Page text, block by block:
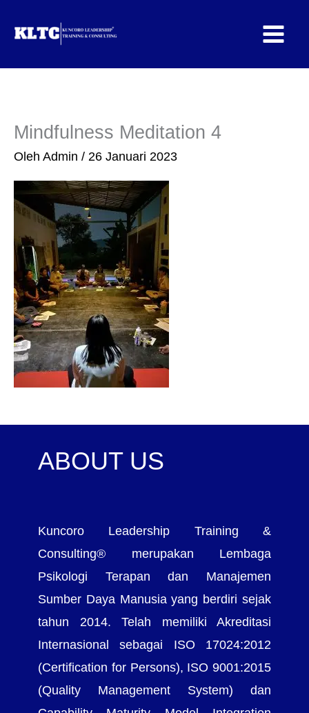
Mindfulness Meditation 4
Oleh Admin / 26 Januari 2023
ABOUT US
Kuncoro Leadership Training &
Consulting® merupakan Lembaga
Psikologi Terapan dan Manajemen
Sumber Daya Manusia yang berdiri sejak
tahun 2014. Telah memiliki Akreditasi
Internasional sebagai ISO 17024:2012
(Certification for Persons), ISO 9001:2015
(Quality Management System) dan